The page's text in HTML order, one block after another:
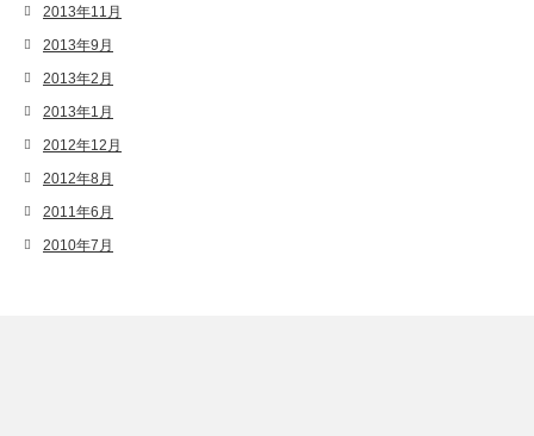
2013年11月
2013年9月
2013年2月
2013年1月
2012年12月
2012年8月
2011年6月
2010年7月